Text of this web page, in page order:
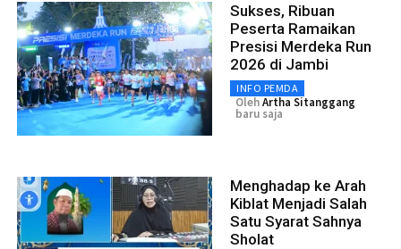
Sukses, Ribuan
Peserta Ramaikan
Presisi Merdeka Run
2026 di Jambi
INFO PEMDA
OlehArtha Sitanggang
baru saja
Menghadap ke Arah
Kiblat Menjadi Salah
Satu Syarat Sahnya
Sholat